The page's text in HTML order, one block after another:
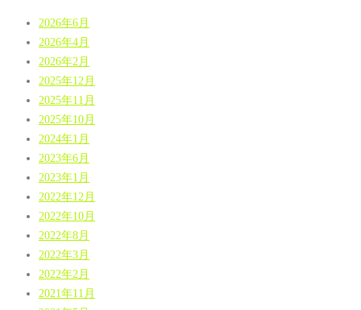
2026年6月
2026年4月
2026年2月
2025年12月
2025年11月
2025年10月
2024年1月
2023年6月
2023年1月
2022年12月
2022年10月
2022年8月
2022年3月
2022年2月
2021年11月